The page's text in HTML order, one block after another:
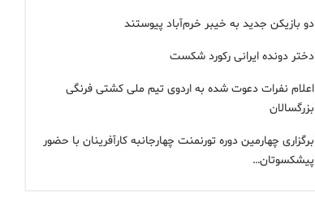
دو بازیکن جدید به خیبر خرم‌آباد پیوستند
دختر دونده ایرانی رکورد شکست
اعلام نفرات دعوت شده به اردوی تیم ملی کشتی فرنگی
بزرگسالان
برگزاری چهارمین دوره تورنمنت چهارجانبه کارآفرینان با حضور
پیشکسوتان…